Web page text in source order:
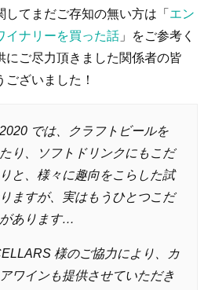
てまだご存知の無い方は「 エン
イナリーを買った話 」をご参考く
にご尽力頂きました関係者の皆
ざいました！
では、クラフトビールを
り、ソフトドリンクにもこだ
と、様々に趣向をこらした試
ますが、実はもうひとつこだ
あります…
様のご協力により、カ
ワインも提供させていただき